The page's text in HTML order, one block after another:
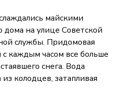
майскими
на улице Советской
службы. Придомовая
каждым часом все больше
снега. Вода
колодцев, затапливая